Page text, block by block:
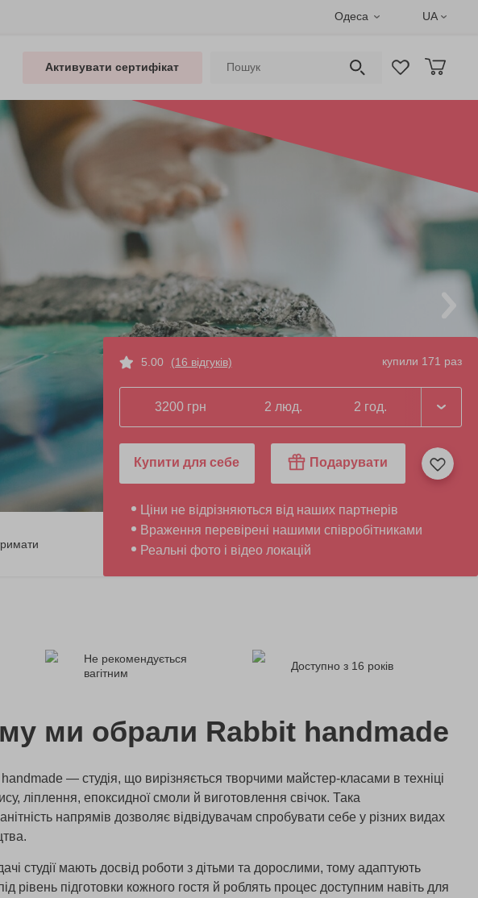
Одеса UA
Активувати сертифікат
5.00 (16 відгуків) купили 171 раз
3200 грн 2 люд. 2 год.
Купити для себе Подарувати
Ціни не відрізняються від наших партнерів
Враження перевірені нашими співробітниками
Реальні фото і відео локацій
Не рекомендується
вагітним
Доступно з 16 років
ми обрали Rabbit handmade
— студія, що вирізняється творчими майстер-класами в техніці
ліплення, епоксидної смоли й виготовлення свічок. Така
напрямів дозволяє відвідувачам спробувати себе у різних видах
студії мають досвід роботи з дітьми та дорослими, тому адаптують
рівень підготовки кожного гостя й роблять процес доступним навіть для